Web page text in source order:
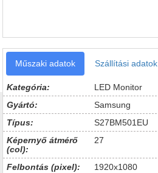
Műszaki adatok Szállítási adatok
Kategória:
LED Monitor
Gyártó:
Samsung
Típus:
S27BM501EU
Képernyő átmérő
(col):
27
Felbontás (pixel):
1920x1080